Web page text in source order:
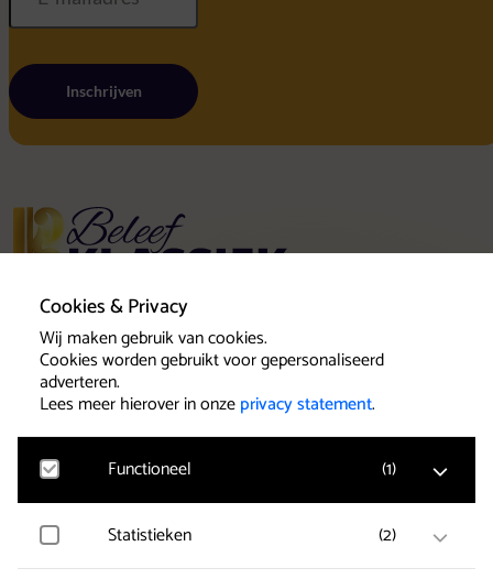
Cookies & Privacy
Wij maken gebruik van cookies.
Cookies worden gebruikt voor gepersonaliseerd
adverteren.
Lees meer hierover in onzeprivacy statement.
Functioneel (1)
Google Analytics
Statistieken (2)
Inschrijven
Concerten
Uw bezoek
Toegankelijkheid
Groepen
Klantenservice
Cookies